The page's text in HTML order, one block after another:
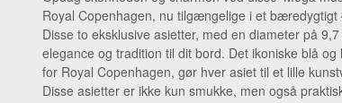
Royal Copenhagen, nu tilgængelige i et bæredygtigt
Disse to eksklusive asietter, med en diameter på
elegance og tradition til dit bord. Det ikoniske blå
for Royal Copenhagen, gør hver asiet til et lille
Disse asietter er ikke kun smukke, men også